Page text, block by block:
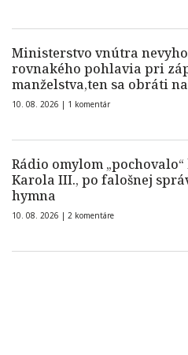
Ministerstvo vnútra
rovnakého pohlavia pri
manželstva,ten sa obráti
10. 08. 2026 | 1 komentár
Rádio omylom
Karola III., po falošnej
hymna
10. 08. 2026 | 2 komentáre